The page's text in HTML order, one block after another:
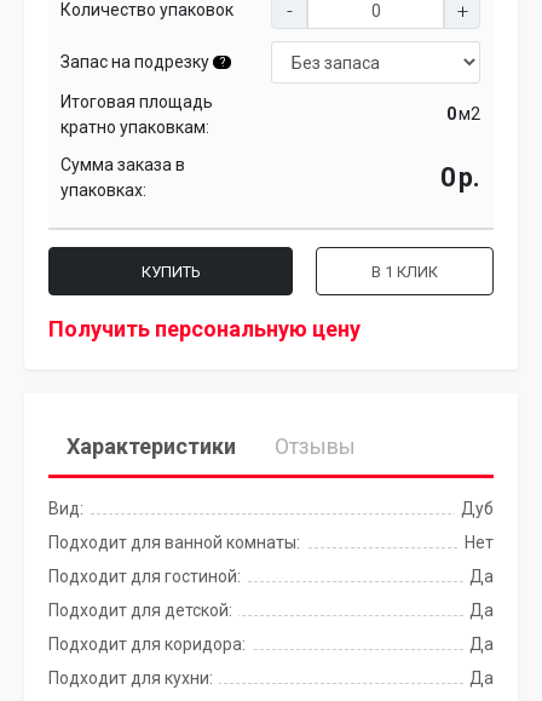
Количество упаковок
Запас на подрезку ?
Итоговая площадь
кратно упаковкам:
м2
Сумма заказа в
упаковках:
р.
КУПИТЬ В 1 КЛИК
Получить персональную цену
Характеристики Отзывы
Вид:
Дуб
Подходит для ванной комнаты:
Нет
Подходит для гостиной:
Да
Подходит для детской:
Да
Подходит для коридора:
Да
Подходит для кухни:
Да